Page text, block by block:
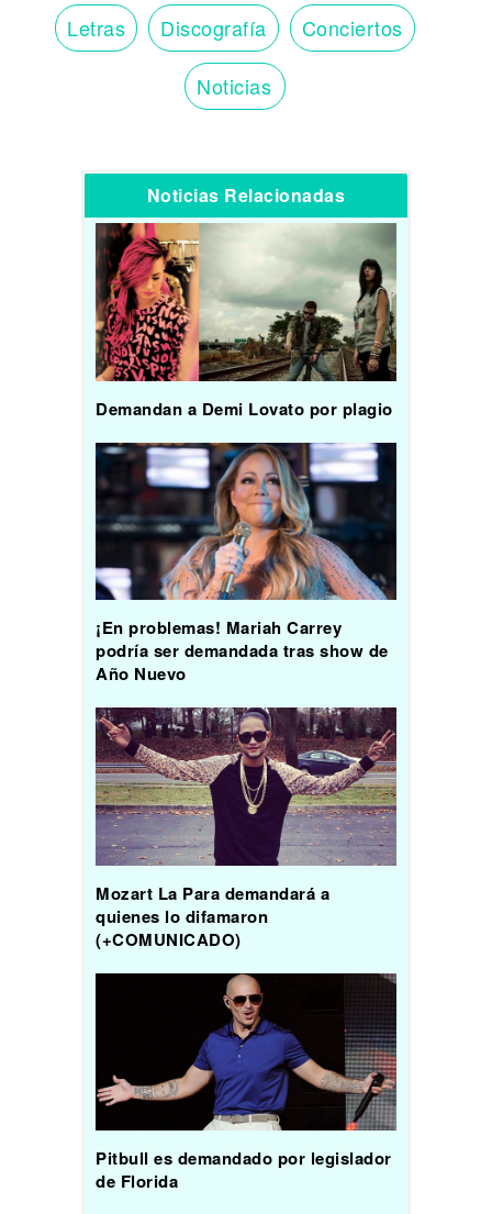
Letras Discografía Conciertos
Noticias
Noticias Relacionadas
Demandan a Demi Lovato por plagio
¡En problemas! Mariah Carrey
podría ser demandada tras show de
Año Nuevo
Mozart La Para demandará a
quienes lo difamaron
(+COMUNICADO)
Pitbull es demandado por legislador
de Florida